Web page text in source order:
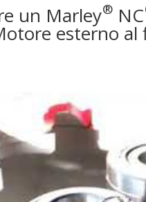
un Marley® NC
esterno al